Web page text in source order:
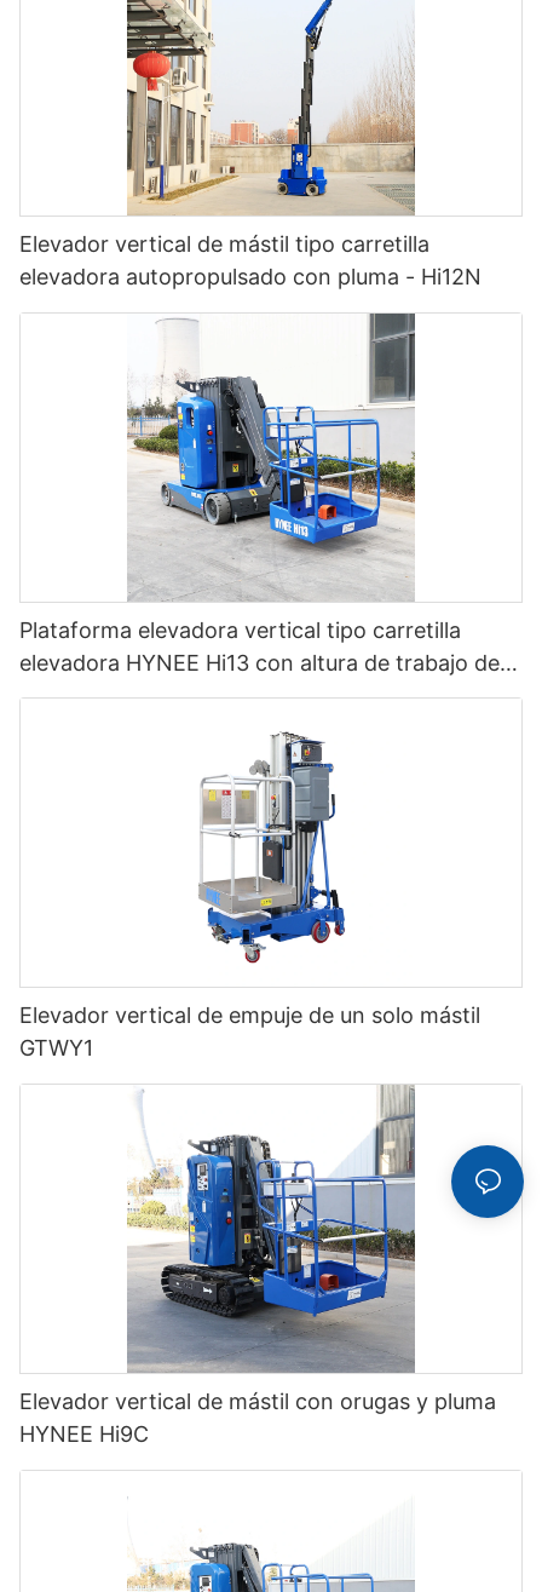
Elevador vertical de mástil tipo carretilla
elevadora autopropulsado con pluma - Hi12N
Plataforma elevadora vertical tipo carretilla
elevadora HYNEE Hi13 con altura de trabajo de
12,65 m
Elevador vertical de empuje de un solo mástil
GTWY1
Elevador vertical de mástil con orugas y pluma
HYNEE Hi9C